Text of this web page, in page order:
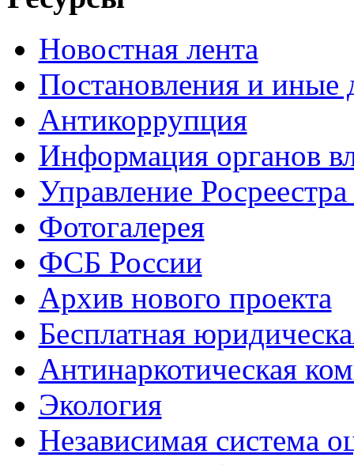
Новостная лента
Постановления и иные
Антикоррупция
Информация органов
Управление
Фотогалерея
ФСБ России
Архив нового проекта
Бесплатная
Антинаркотическая
Экология
Независимая система